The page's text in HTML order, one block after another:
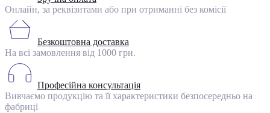
Онлайн, за реквізитами або при отриманні без комісії
Безкоштовна доставка
На всі замовлення від 1000 грн.
Професійна консультація
Вивчаємо продукцію та її характеристики безпосередньо на
фабриці